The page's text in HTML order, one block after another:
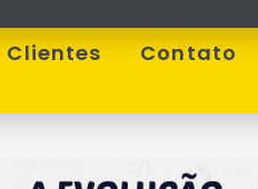
Clientes Contato